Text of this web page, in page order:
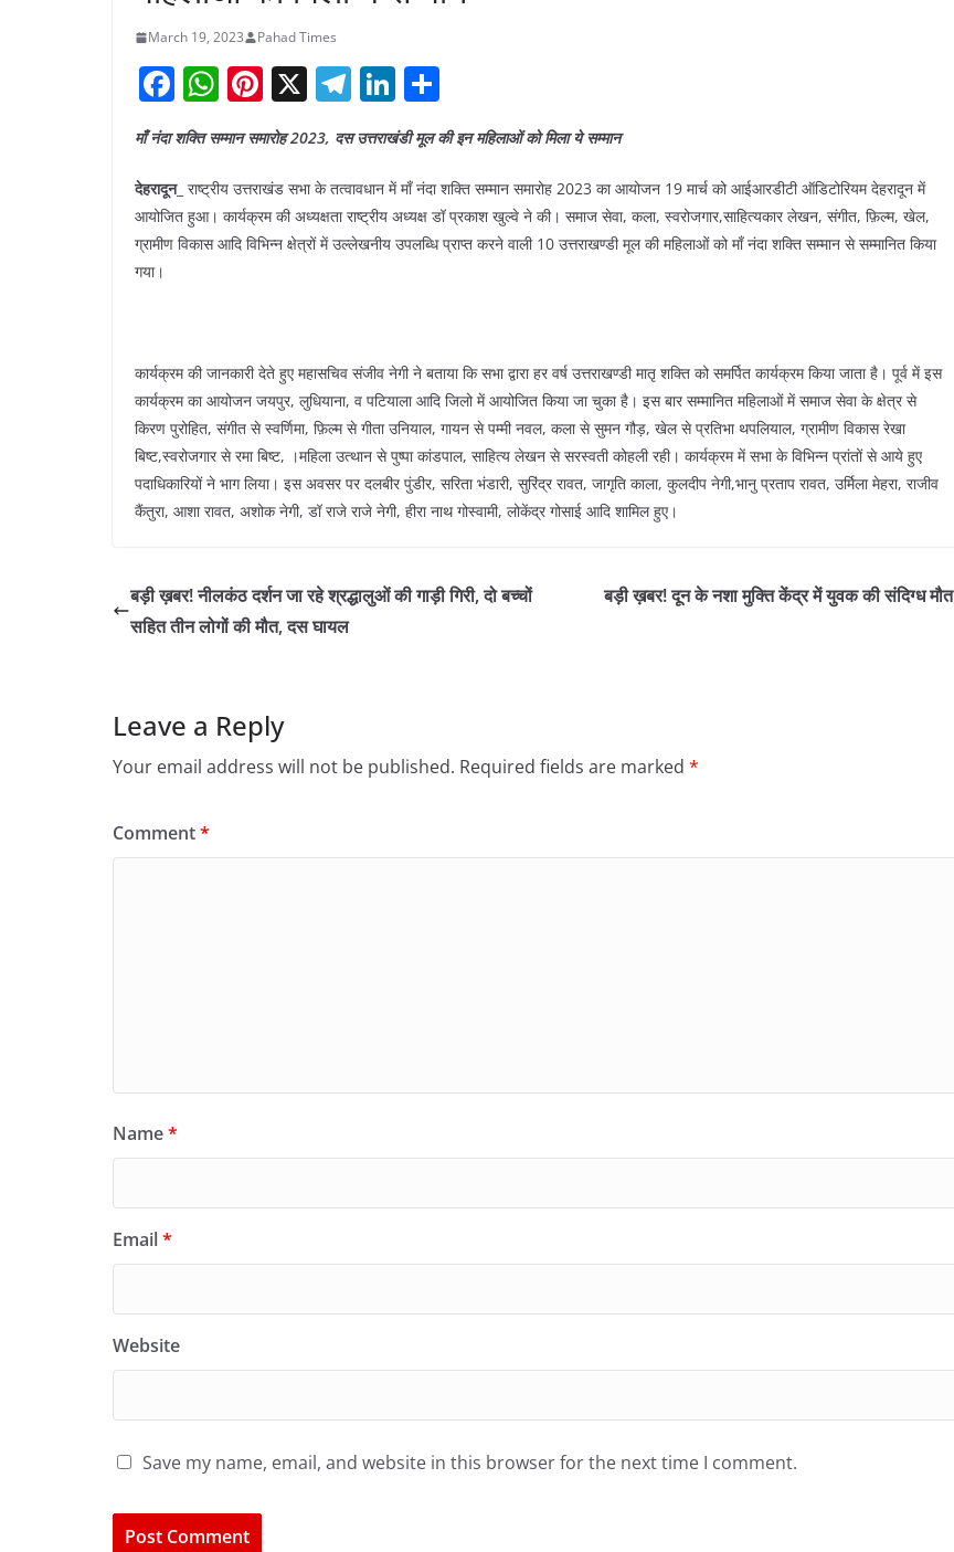
March 19, 2023 Pahad Times
F
a
c
e
b
o
W
at
s
A
p
Pi
nt
er
e
st
X T
e
gr
a
m
Li
n
k
e
dI
n
h
ar
e
माँ नंदा शक्ति सम्मान समारोह 2023, दस उत्तराखंडी मूल की इन महिलाओं को मिला ये सम्मान
देहरादून_ राष्ट्रीय उत्तराखंड सभा के तत्वावधान में माँ नंदा शक्ति सम्मान समारोह 2023 का आयोजन 19 मार्च को आईआरडीटी ऑडिटोरियम देहरादून में
आयोजित हुआ। कार्यक्रम की अध्यक्षता राष्ट्रीय अध्यक्ष डॉ प्रकाश खुल्वे ने की। समाज सेवा, कला, स्वरोजगार,साहित्यकार लेखन, संगीत, फ़िल्म, खेल,
ग्रामीण विकास आदि विभिन्न क्षेत्रों में उल्लेखनीय उपलब्धि प्राप्त करने वाली 10 उत्तराखण्डी मूल की महिलाओं को माँ नंदा शक्ति सम्मान से सम्मानित किया
गया।
कार्यक्रम की जानकारी देते हुए महासचिव संजीव नेगी ने बताया कि सभा द्वारा हर वर्ष उत्तराखण्डी मातृ शक्ति को समर्पित कार्यक्रम किया जाता है। पूर्व में इस
कार्यक्रम का आयोजन जयपुर, लुधियाना, व पटियाला आदि जिलो में आयोजित किया जा चुका है। इस बार सम्मानित महिलाओं में समाज सेवा के क्षेत्र से
किरण पुरोहित, संगीत से स्वर्णिमा, फ़िल्म से गीता उनियाल, गायन से पम्मी नवल, कला से सुमन गौड़, खेल से प्रतिभा थपलियाल, ग्रामीण विकास रेखा
बिष्ट,स्वरोजगार से रमा बिष्ट, ।महिला उत्थान से पुष्पा कांडपाल, साहित्य लेखन से सरस्वती कोहली रही। कार्यक्रम में सभा के विभिन्न प्रांतों से आये हुए
पदाधिकारियों ने भाग लिया। इस अवसर पर दलबीर पुंडीर, सरिता भंडारी, सुरिंद्र रावत, जागृति काला, कुलदीप नेगी,भानु प्रताप रावत, उर्मिला मेहरा, राजीव
कैंतुरा, आशा रावत, अशोक नेगी, डॉ राजे राजे नेगी, हीरा नाथ गोस्वामी, लोकेंद्र गोसाई आदि शामिल हुए।
बड़ी ख़बर! नीलकंठ दर्शन जा रहे श्रद्धालुओं की गाड़ी गिरी, दो बच्चों
सहित तीन लोगों की मौत, दस घायल
बड़ी ख़बर! दून के नशा मुक्ति केंद्र में युवक की संदिग्ध मौत
Leave a Reply
Your email address will not be published. Required fields are marked *
Comment*
Name*
Email*
Website
Save my name, email, and website in this browser for the next time I comment.